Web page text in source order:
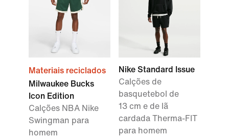
Materiais reciclados
Milwaukee Bucks
Icon Edition
Calções NBA Nike
Swingman para
homem
Nike Standard Issue
Calções de
basquetebol de
13 cm e de lã
cardada Therma-FIT
para homem